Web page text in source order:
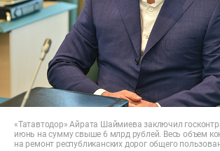
«Татавтодор» Айрата Шаймиева заключил
июнь на сумму свыше 6 млрд рублей. Весь объем
на ремонт республиканских дорог общего